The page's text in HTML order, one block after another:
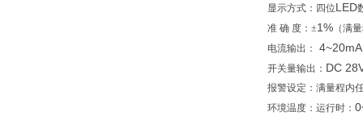
显示方式：四位LED
准 确 度：±1% （满
电流输出：
4~20mA
开关量输出： DC
报警设定：满量程内
环境温度：运行时：